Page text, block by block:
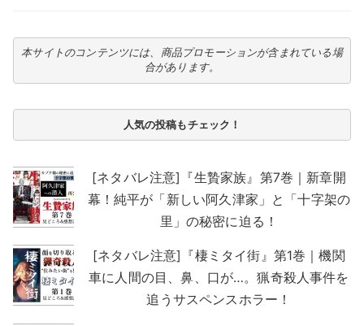
本サイトのコンテンツには、商品プロモーションが含まれている場
合があります。
人気の投稿もチェック！
[ネタバレ注意]『生贄家族』第7巻｜新章開
幕！純平が「新しい阿久津家」と「十字架の
里」の秘密に迫る！
[ネタバレ注意]『棲ミタイ街』第1巻｜機関
車に人間の目、鼻、口が…。猟奇殺人事件を
追うサスペンスホラー！